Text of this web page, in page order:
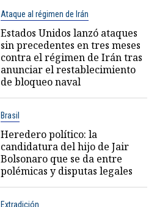
Ataque al régimen de Irán
Estados Unidos lanzó ataques
sin precedentes en tres meses
contra el régimen de Irán tras
anunciar el restablecimiento
de bloqueo naval
Brasil
Heredero político: la
candidatura del hijo de Jair
Bolsonaro que se da entre
polémicas y disputas legales
Extradición